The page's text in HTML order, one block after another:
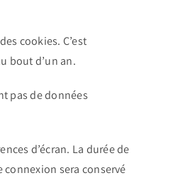
cookies. C’est
bout d’un an.
pas de données
d’écran. La durée de
connexion sera conservé